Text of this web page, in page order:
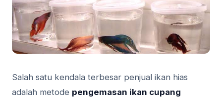
Salah satu kendala terbesar penjual ikan hias
adalah metode pengemasan ikan cupang